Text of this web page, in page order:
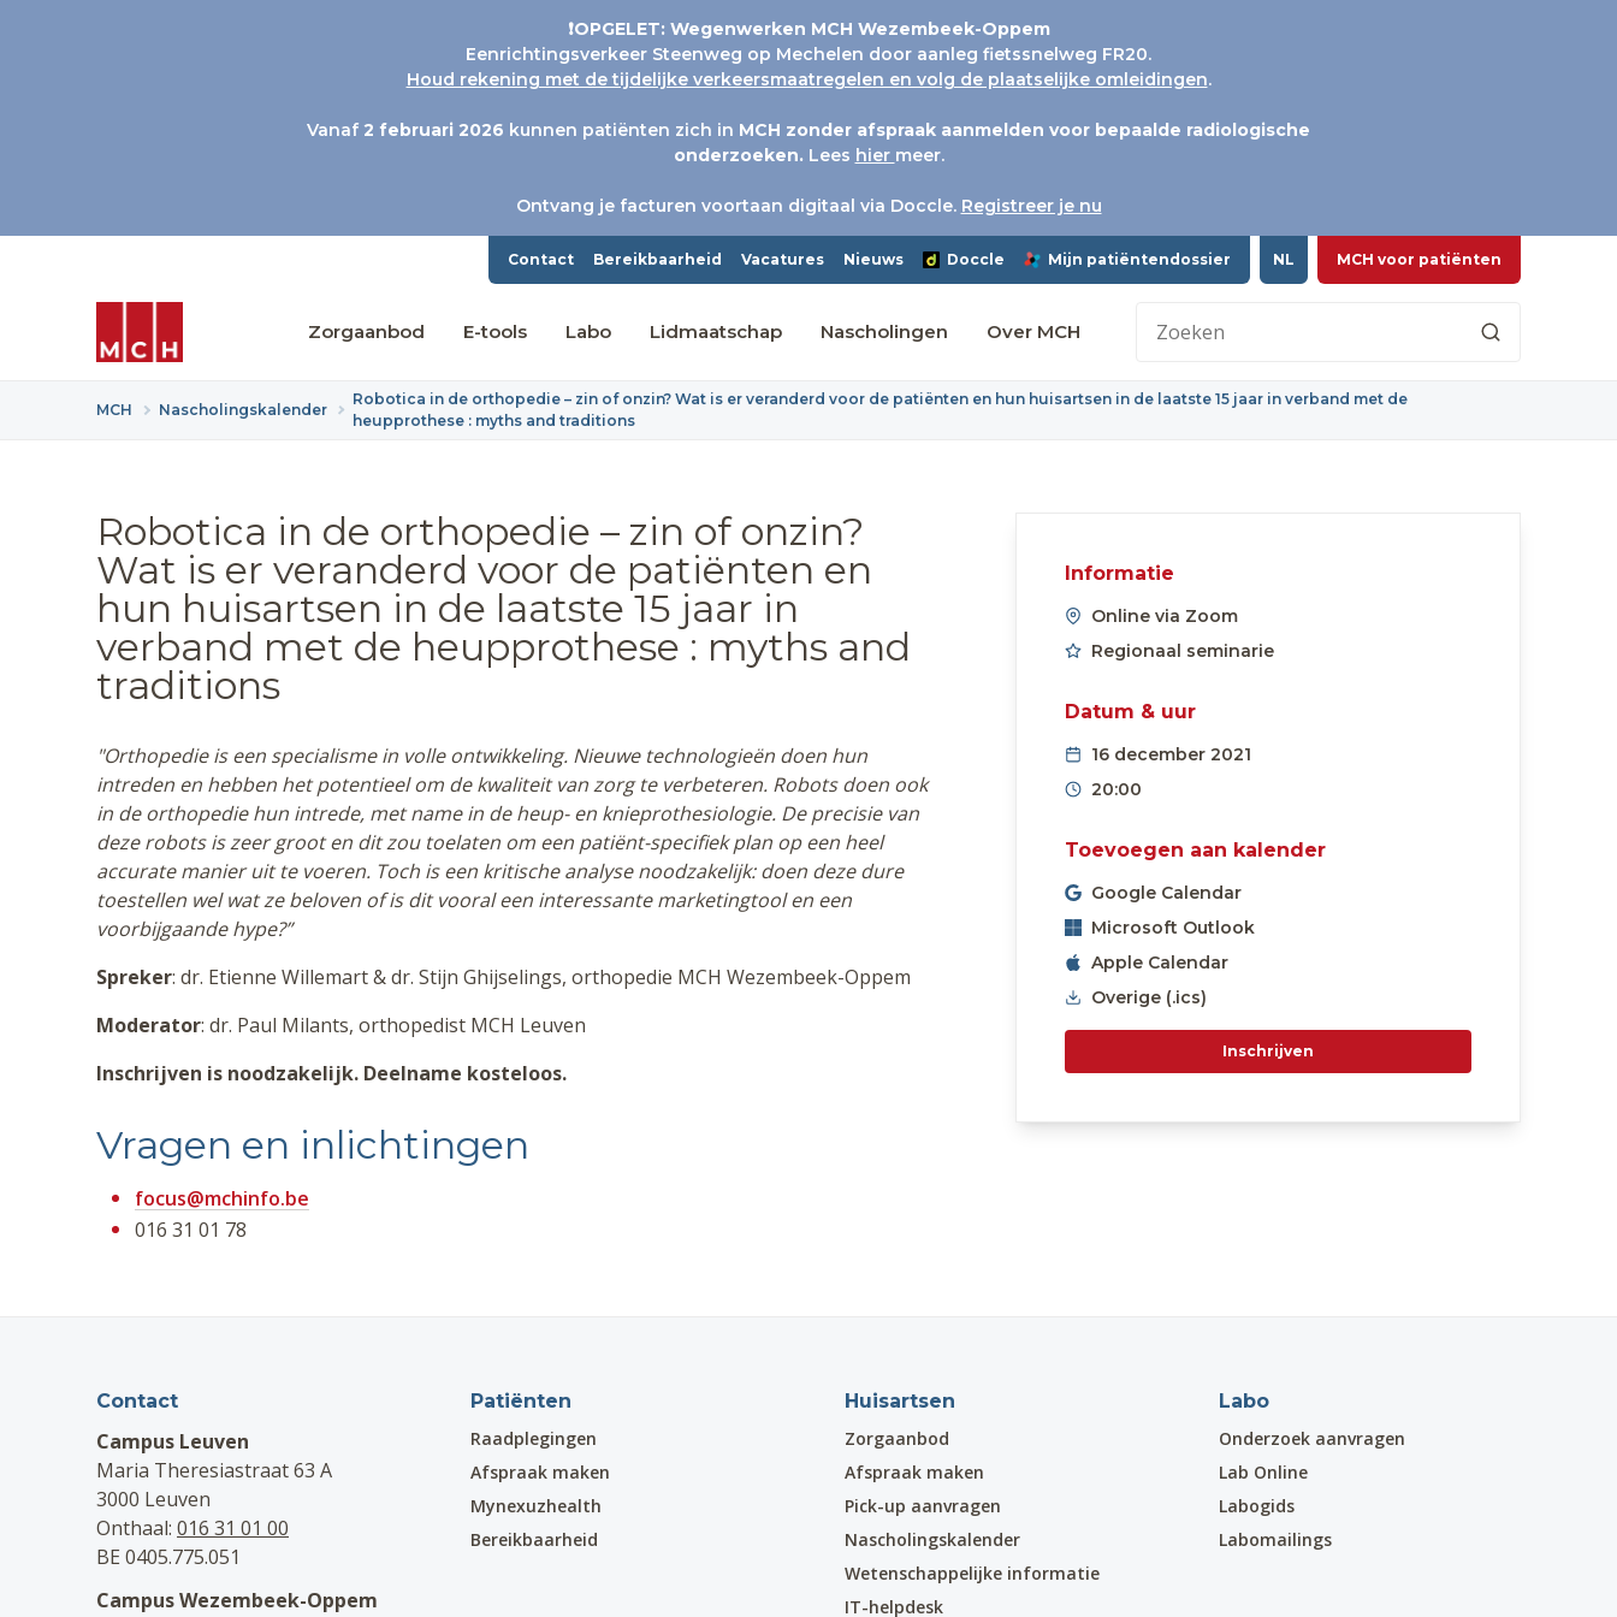
❗OPGELET: Wegenwerken MCH Wezembeek-Oppem
Eenrichtingsverkeer Steenweg op Mechelen door aanleg fietssnelweg FR20.
Houd rekening met de tijdelijke verkeersmaatregelen en volg de plaatselijke omleidingen.
Vanaf 2 februari 2026 kunnen patiënten zich in MCH zonder afspraak aanmelden voor bepaalde radiologische
onderzoeken. Lees hier meer.
Ontvang je facturen voortaan digitaal via Doccle. Registreer je nu
Contact Bereikbaarheid Vacatures Nieuws Doccle Mijn patiëntendossier NL MCH voor patiënten
Zorgaanbod E-tools Labo Lidmaatschap Nascholingen Over MCH
MCH Nascholingskalender
Robotica in de orthopedie – zin of onzin? Wat is er veranderd voor de patiënten en hun huisartsen in de laatste 15 jaar in verband met de
heupprothese : myths and traditions
Robotica in de orthopedie – zin of onzin?
Wat is er veranderd voor de patiënten en
hun huisartsen in de laatste 15 jaar in
verband met de heupprothese : myths and
traditions
"Orthopedie is een specialisme in volle ontwikkeling. Nieuwe technologieën doen hun
intreden en hebben het potentieel om de kwaliteit van zorg te verbeteren. Robots doen ook
in de orthopedie hun intrede, met name in de heup- en knieprothesiologie. De precisie van
deze robots is zeer groot en dit zou toelaten om een patiënt-specifiek plan op een heel
accurate manier uit te voeren. Toch is een kritische analyse noodzakelijk: doen deze dure
toestellen wel wat ze beloven of is dit vooral een interessante marketingtool en een
voorbijgaande hype?”
Spreker: dr. Etienne Willemart & dr. Stijn Ghijselings, orthopedie MCH Wezembeek-Oppem
Moderator: dr. Paul Milants, orthopedist MCH Leuven
Inschrijven is noodzakelijk. Deelname kosteloos.
Vragen en inlichtingen
focus@mchinfo.be
016 31 01 78
Informatie
Online via Zoom
Regionaal seminarie
Datum & uur
16 december 2021
20:00
Toevoegen aan kalender
Google Calendar
Microsoft Outlook
Apple Calendar
Overige (.ics)
Inschrijven
Contact
Campus Leuven
Maria Theresiastraat 63 A
3000 Leuven
Onthaal: 016 31 01 00
BE 0405.775.051
Campus Wezembeek-Oppem
Patiënten
Raadplegingen
Afspraak maken
Mynexuzhealth
Bereikbaarheid
Huisartsen
Zorgaanbod
Afspraak maken
Pick-up aanvragen
Nascholingskalender
Wetenschappelijke informatie
IT-helpdesk
Labo
Onderzoek aanvragen
Lab Online
Labogids
Labomailings